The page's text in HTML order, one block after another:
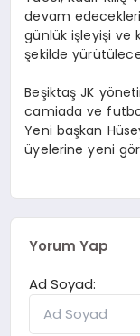
devam
günlük işleyişi ve
şekilde
Beşiktaş JK
camiada ve
Yeni başkan
üyelerine yeni
Yorum Yap
Ad Soyad: